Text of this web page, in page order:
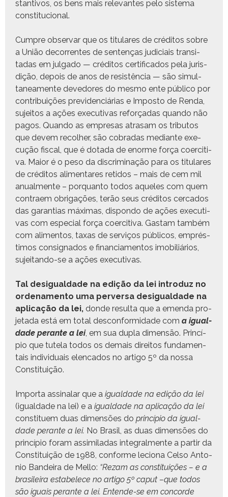
stan­tivos, os bens mais rel­e­vantes pelo sis­tema
constitucional.
Cumpre obser­var que os tit­u­lares de crédi­tos sobre
a União decor­rentes de sen­tenças judi­ci­ais tran­si­
tadas em jul­ga­do — crédi­tos cer­ti­fi­ca­dos pela juris­
dição, depois de anos de resistên­cia — são simul­
tane­a­mente deve­dores do mes­mo ente públi­co por
con­tribuições prev­i­den­ciárias e Impos­to de Ren­da,
sujeitos a ações exec­u­ti­vas reforçadas quan­do não
pagos. Quan­do as empre­sas atrasam os trib­u­tos
que devem recol­her, são cobradas medi­ante exe­
cução fis­cal, que é dota­da de enorme força coerci­ti­
va. Maior é o peso da dis­crim­i­nação para os tit­u­lares
de crédi­tos ali­menta­res reti­dos – mais de cem mil
anual­mente – porquan­to todos aque­les com quem
con­traem obri­gações, terão seus crédi­tos cer­ca­dos
das garan­tias máx­i­mas, dispon­do de ações exec­u­ti­
vas com espe­cial força coerci­ti­va. Gas­tam tam­bém
com ali­men­tos, taxas de serviços públi­cos, emprés­
ti­mos consigna­dos e finan­cia­men­tos imo­bil­iários,
sujei­tan­do-se a ações executivas.
Tal desigual­dade na edição da lei intro­duz no
orde­na­men­to uma per­ver­sa desigual­dade na
apli­cação da lei, donde resul­ta que a emen­da pro­
je­ta­da está em total descon­formi­dade com a igual­
dade per­ante a lei, em sua dupla dimen­são. Princí­
pio que tutela todos os demais dire­itos fun­da­men­
tais indi­vid­u­ais elen­ca­dos no arti­go 5º da nos­sa
Constituição.
Impor­ta assi­nalar que a igual­dade na edição da lei
(igual­dade na lei) e a igual­dade na apli­cação da lei
con­stituem duas dimen­sões do princí­pio da igual­
dade per­ante a lei. No Brasil, as duas dimen­sões do
princí­pio foram assim­i­ladas inte­gral­mente a par­tir da
Con­sti­tu­ição de 1988, con­forme leciona Cel­so Anto­
nio Ban­deira de Mel­lo: “Rezam as con­sti­tu­ições – e a
brasileira esta­b­elece no arti­go 5º caput –que todos
são iguais per­ante a lei. Entende-se em con­corde